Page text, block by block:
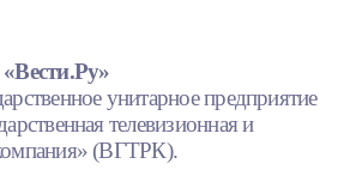
унитарное предприятие
телевизионная и
(ВГТРК).